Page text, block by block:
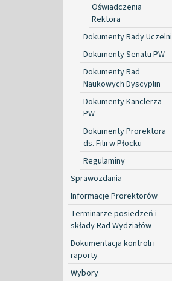
Oświadczenia
Rektora
Dokumenty Rady Uczelni
Dokumenty Senatu PW
Dokumenty Rad
Naukowych Dyscyplin
Dokumenty Kanclerza
PW
Dokumenty Prorektora
ds. Filii w Płocku
Regulaminy
Sprawozdania
Informacje Prorektorów
Terminarze posiedzeń i
składy Rad Wydziałów
Dokumentacja kontroli i
raporty
Wybory